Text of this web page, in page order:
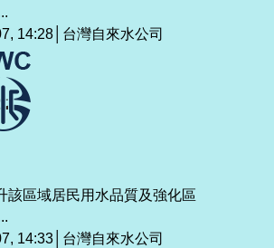
14:28│台灣自來水公司
該區域居民用水品質及強化區
14:33│台灣自來水公司